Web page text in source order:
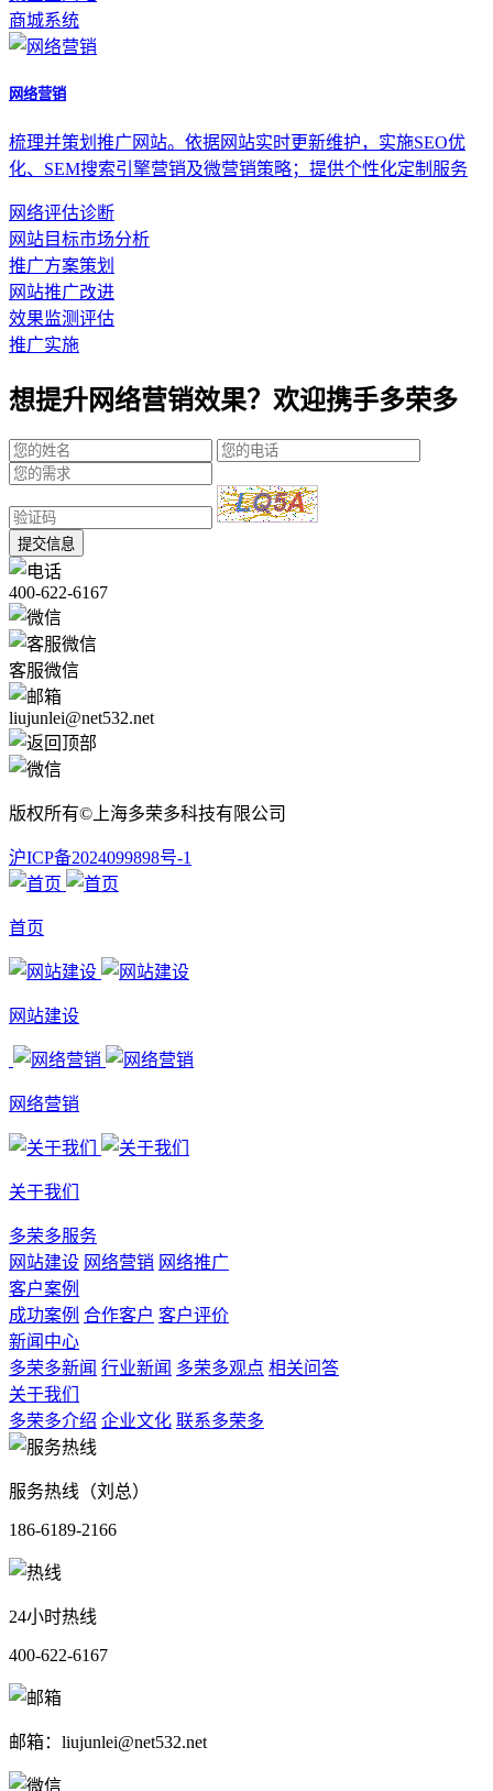
商城系统
网络营销
梳理并策划推广网站。依据网站实时更新维护，实施SEO优
化、SEM搜索引擎营销及微营销策略；提供个性化定制服务
网络评估诊断
网站目标市场分析
推广方案策划
网站推广改进
效果监测评估
推广实施
想提升网络营销效果？欢迎携手多荣多
提交信息
400-622-6167
客服微信
liujunlei@net532.net
版权所有©上海多荣多科技有限公司
沪ICP备2024099898号-1
首页
网站建设
网络营销
关于我们
多荣多服务
网站建设 网络营销 网络推广
客户案例
成功案例 合作客户 客户评价
新闻中心
多荣多新闻 行业新闻 多荣多观点 相关问答
关于我们
多荣多介绍 企业文化 联系多荣多
服务热线（刘总）
186-6189-2166
24小时热线
400-622-6167
邮箱：liujunlei@net532.net